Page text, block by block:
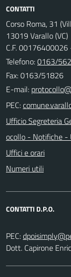
CONTATTI
Corso Roma, 31
13019 Varallo (VC)
C.F.
Telefono:0163/
Fax: 0163/51826
E-mail:
PEC:
Ufficio Segreteria
ocollo - Notifiche -
Uffici e orari
Numeri utili
CONTATTI D.P.O.
PEC:
Dott. Capirone